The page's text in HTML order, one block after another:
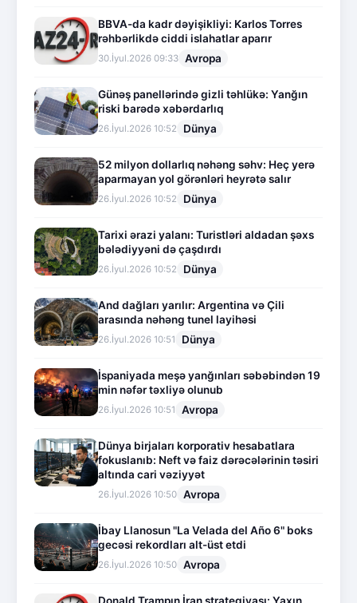
BBVA-da kadr dəyişikliyi: Karlos Torres
rəhbərlikdə ciddi islahatlar aparır
30.İyul.2026 09:33 Avropa
Günəş panellərində gizli təhlükə: Yanğın
riski barədə xəbərdarlıq
26.İyul.2026 10:52 Dünya
52 milyon dollarlıq nəhəng səhv: Heç yerə
aparmayan yol görənləri heyrətə salır
26.İyul.2026 10:52 Dünya
Tarixi ərazi yalanı: Turistləri aldadan şəxs
bələdiyyəni də çaşdırdı
26.İyul.2026 10:52 Dünya
And dağları yarılır: Argentina və Çili
arasında nəhəng tunel layihəsi
26.İyul.2026 10:51 Dünya
İspaniyada meşə yanğınları səbəbindən 19
min nəfər təxliyə olunub
26.İyul.2026 10:51 Avropa
Dünya birjaları korporativ hesabatlara
fokuslanıb: Neft və faiz dərəcələrinin təsiri
altında cari vəziyyət
26.İyul.2026 10:50 Avropa
İbay Llanosun "La Velada del Año 6" boks
gecəsi rekordları alt-üst etdi
26.İyul.2026 10:50 Avropa